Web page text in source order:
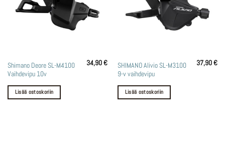
Shimano Deore SL-M4100
Vaihdevipu 10v
34,90€
Lisää ostoskoriin
SHIMANO Alivio SL-M3100
9-v vaihdevipu
37,90€
Lisää ostoskoriin